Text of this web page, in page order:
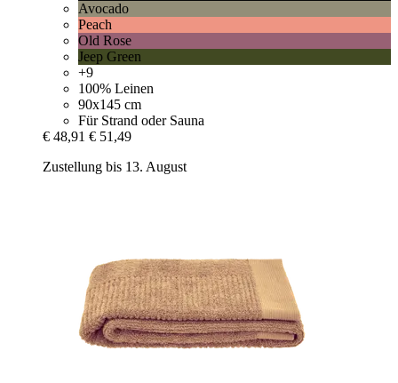
Avocado
Peach
Old Rose
Jeep Green
+9
100% Leinen
90x145 cm
Für Strand oder Sauna
€ 48,91 € 51,49
Zustellung bis 13. August